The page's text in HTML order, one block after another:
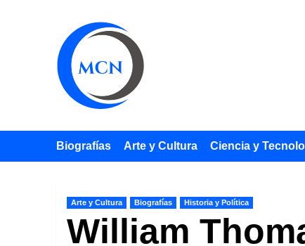
Biografías Arte y Cultura Ciencia y
Arte y Cultura Biografías Historia y Política
William